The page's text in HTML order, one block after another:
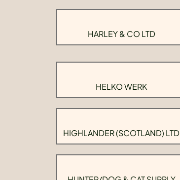
HARLEY & CO LTD
HELKO WERK
HIGHLANDER (SCOTLAND) LTD